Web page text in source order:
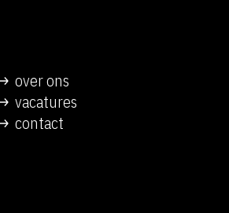
over ons
vacatures
contact